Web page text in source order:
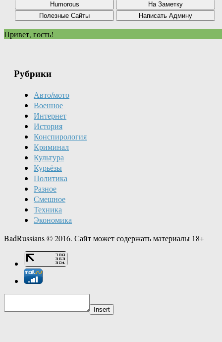
Привет, гость!
Рубрики
Авто/мото
Военное
Интернет
История
Конспирология
Криминал
Культура
Курьёзы
Политика
Разное
Смешное
Техника
Экономика
BadRussians © 2016. Сайт может содержать материалы 18+
Insert